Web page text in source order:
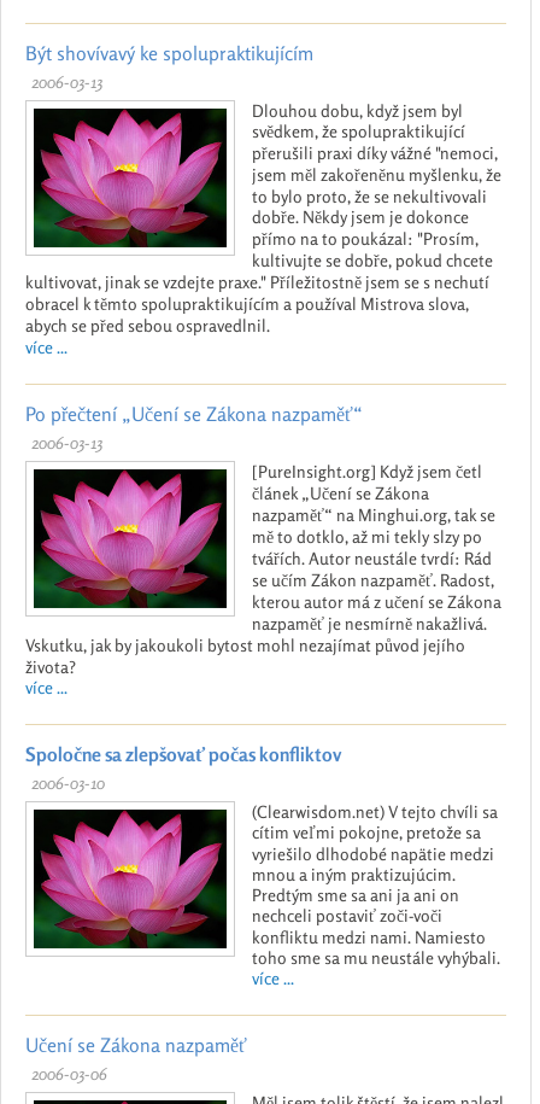
Být shovívavý ke spolupraktikujícím
2006-03-13
Dlouhou dobu, když jsem byl
svědkem, že spolupraktikující
přerušili praxi díky vážné "nemoci,
jsem měl zakořeněnu myšlenku, že
to bylo proto, že se nekultivovali
dobře. Někdy jsem je dokonce
přímo na to poukázal: "Prosím,
kultivujte se dobře, pokud chcete
kultivovat, jinak se vzdejte praxe." Příležitostně jsem se s nechutí
obracel k těmto spolupraktikujícím a používal Mistrova slova,
abych se před sebou ospravedlnil.
více ...
Po přečtení „Učení se Zákona nazpaměť“
2006-03-13
[PureInsight.org] Když jsem četl
článek „Učení se Zákona
nazpaměť“ na Minghui.org, tak se
mě to dotklo, až mi tekly slzy po
tvářích. Autor neustále tvrdí: Rád
se učím Zákon nazpaměť. Radost,
kterou autor má z učení se Zákona
nazpaměť je nesmírně nakažlivá.
Vskutku, jak by jakoukoli bytost mohl nezajímat původ jejího
života?
více ...
Spoločne sa zlepšovať počas konfliktov
2006-03-10
(Clearwisdom.net) V tejto chvíli sa
cítim veľmi pokojne, pretože sa
vyriešilo dlhodobé napätie medzi
mnou a iným praktizujúcim.
Predtým sme sa ani ja ani on
nechceli postaviť zoči-voči
konfliktu medzi nami. Namiesto
toho sme sa mu neustále vyhýbali.
více ...
Učení se Zákona nazpaměť
2006-03-06